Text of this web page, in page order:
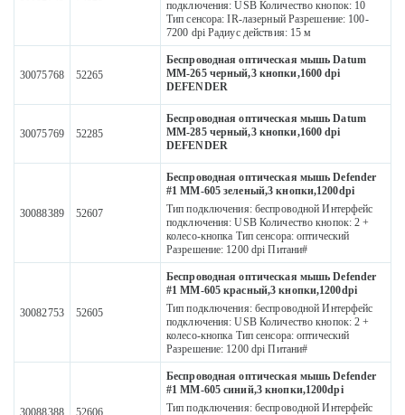
подключения: USB Количество кнопок: 10
Тип сенсора: IR-лазерный Разрешение: 100-
7200 dpi Радиус действия: 15 м
30075768 52265
Беспроводная оптическая мышь Datum
MM-265 черный,3 кнопки,1600 dpi
DEFENDER
30075769 52285
Беспроводная оптическая мышь Datum
MM-285 черный,3 кнопки,1600 dpi
DEFENDER
30088389 52607
Беспроводная оптическая мышь Defender
#1 MM-605 зеленый,3 кнопки,1200dpi
Тип подключения: беспроводной Интерфейс
подключения: USB Количество кнопок: 2 +
колесо-кнопка Тип сенсора: оптический
Разрешение: 1200 dpi Питани#
30082753 52605
Беспроводная оптическая мышь Defender
#1 MM-605 красный,3 кнопки,1200dpi
Тип подключения: беспроводной Интерфейс
подключения: USB Количество кнопок: 2 +
колесо-кнопка Тип сенсора: оптический
Разрешение: 1200 dpi Питани#
Беспроводная оптическая мышь Defender
#1 MM-605 синий,3 кнопки,1200dpi
Тип подключения: беспроводной Интерфейс